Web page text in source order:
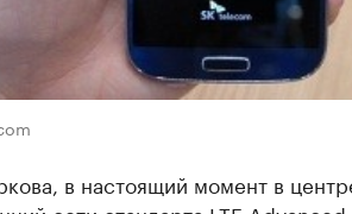
в настоящий момент в